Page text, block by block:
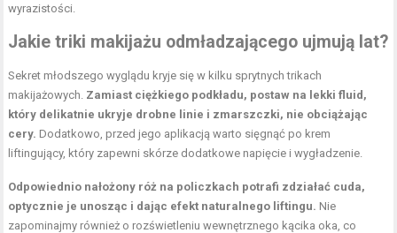
wyrazistości.
Jakie triki makijażu odmładzającego ujmują lat?
Sekret młodszego wyglądu kryje się w kilku sprytnych trikach
makijażowych. Zamiast ciężkiego podkładu, postaw na lekki fluid,
który delikatnie ukryje drobne linie i zmarszczki, nie obciążając
cery. Dodatkowo, przed jego aplikacją warto sięgnąć po krem
liftingujący, który zapewni skórze dodatkowe napięcie i wygładzenie.
Odpowiednio nałożony róż na policzkach potrafi zdziałać cuda,
optycznie je unosząc i dając efekt naturalnego liftingu. Nie
zapominajmy również o rozświetleniu wewnętrznego kącika oka, co